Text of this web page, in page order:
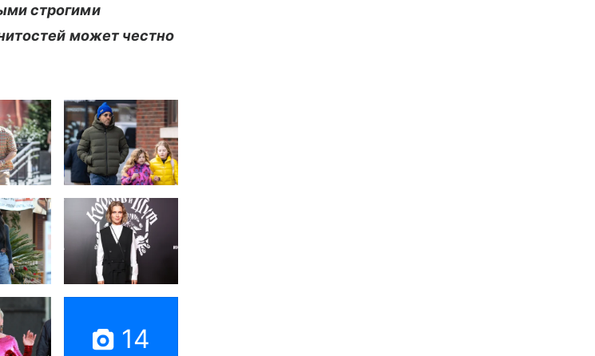
строгими
может честно
14